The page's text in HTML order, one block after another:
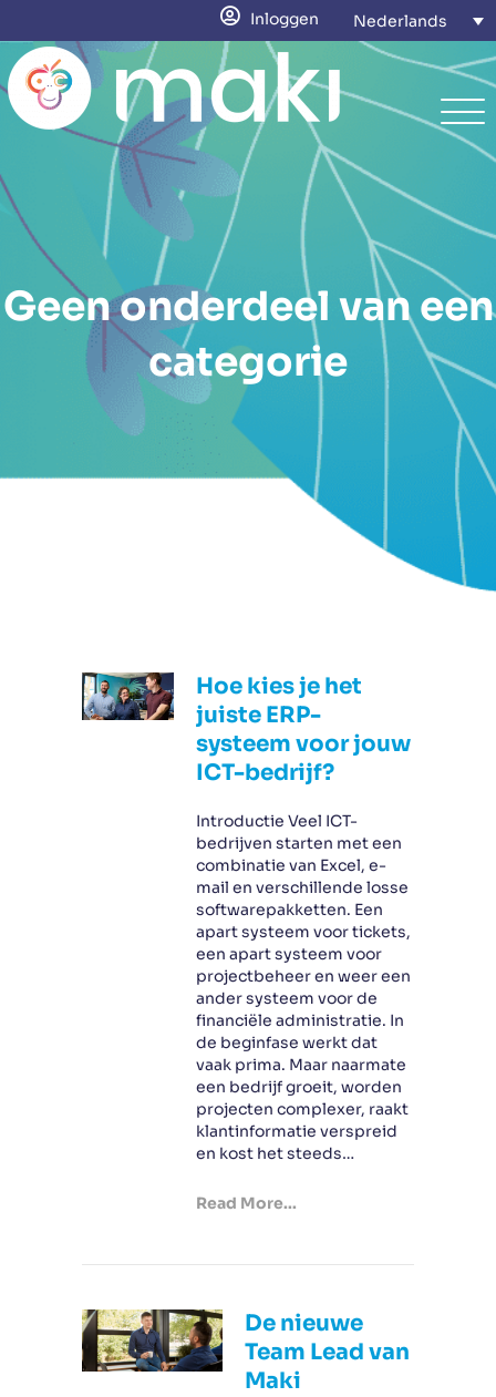
Inloggen Nederlands
Geen onderdeel van een
categorie
Hoe kies je het
juiste ERP-
systeem voor jouw
ICT-bedrijf?
Introductie Veel ICT-
bedrijven starten met een
combinatie van Excel, e-
mail en verschillende losse
softwarepakketten. Een
apart systeem voor tickets,
een apart systeem voor
projectbeheer en weer een
ander systeem voor de
financiële administratie. In
de beginfase werkt dat
vaak prima. Maar naarmate
een bedrijf groeit, worden
projecten complexer, raakt
klantinformatie verspreid
en kost het steeds…
Read More...
De nieuwe
Team Lead van
Maki